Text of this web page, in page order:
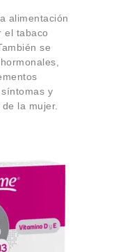
alimentación
el tabaco
se
y
la mujer.